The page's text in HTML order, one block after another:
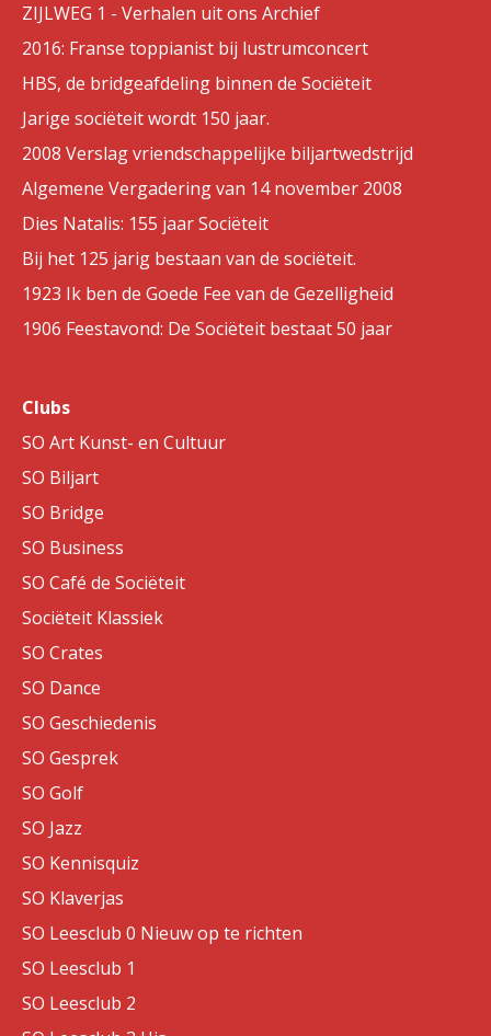
ZIJLWEG 1 - Verhalen uit ons Archief
2016: Franse toppianist bij lustrumconcert
HBS, de bridgeafdeling binnen de Sociëteit
Jarige sociëteit wordt 150 jaar.
2008 Verslag vriendschappelijke biljartwedstrijd
Algemene Vergadering van 14 november 2008
Dies Natalis: 155 jaar Sociëteit
Bij het 125 jarig bestaan van de sociëteit.
1923 Ik ben de Goede Fee van de Gezelligheid
1906 Feestavond: De Sociëteit bestaat 50 jaar
Clubs
SO Art Kunst- en Cultuur
SO Biljart
SO Bridge
SO Business
SO Café de Sociëteit
Sociëteit Klassiek
SO Crates
SO Dance
SO Geschiedenis
SO Gesprek
SO Golf
SO Jazz
SO Kennisquiz
SO Klaverjas
SO Leesclub 0 Nieuw op te richten
SO Leesclub 1
SO Leesclub 2